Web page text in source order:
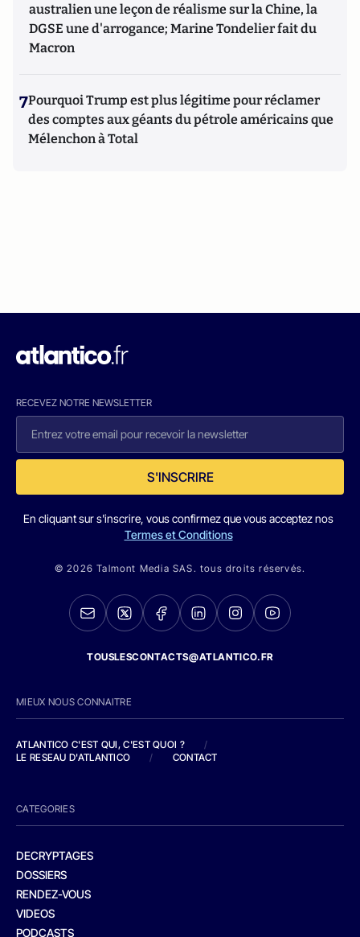
australien une leçon de réalisme sur la Chine, la
DGSE une d'arrogance; Marine Tondelier fait du
Macron
7Pourquoi Trump est plus légitime pour réclamer
des comptes aux géants du pétrole américains que
Mélenchon à Total
RECEVEZ NOTRE NEWSLETTER
S'INSCRIRE
En cliquant sur s'inscrire, vous confirmez que vous acceptez nos
Termes et Conditions
© 2026 Talmont Media SAS. tous droits réservés.
TOUSLESCONTACTS@ATLANTICO.FR
MIEUX NOUS CONNAITRE
ATLANTICO C'EST QUI, C'EST QUOI ?
/
LE RESEAU D'ATLANTICO
/ CONTACT
CATEGORIES
DECRYPTAGES
DOSSIERS
RENDEZ-VOUS
VIDEOS
PODCASTS